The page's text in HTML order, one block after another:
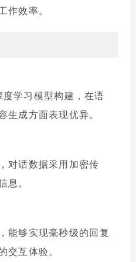
作效率。
学习模型构建，在语
生成方面表现优异。
对话数据采用加密传
。
能够实现毫秒级的回复
交互体验。